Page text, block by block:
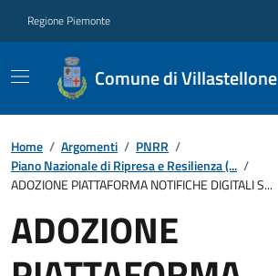
Regione Piemonte
Comune di Villastellone
Home / Argomenti / PNRR /
Piano Nazionale di Ripresa e Resilienza (... /
ADOZIONE PIATTAFORMA NOTIFICHE DIGITALI S...
ADOZIONE